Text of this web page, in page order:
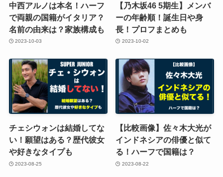
中西アルノは本名！ハーフ
で両親の国籍がイタリア？
名前の由来は？家族構成も
2023-10-03
【乃木坂46 5期生】メンバ
ーの年齢順！誕生日や身
長！プロフまとめも
2023-10-02
チェシウォンは結婚してな
い！願望はある？歴代彼女
や好きなタイプも
2023-08-25
【比較画像】佐々木大光が
インドネシアの俳優と似て
る！ハーフで国籍は？
2023-08-22